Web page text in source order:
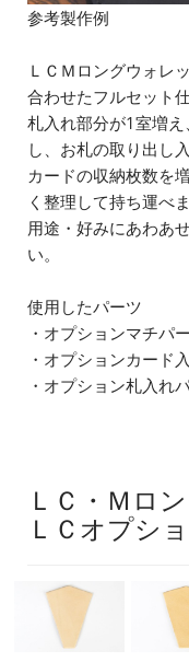
参考製作例
ＬＣＭロングウォレ
合わせたフルセット
札入れ部分が1室増
し、お札の取り出し
カードの収納枚数を
く整理して持ち運べま
用途・好みにあわあ
い。
使用したパーツ
・オプションマチパ
・オプションカード
・オプション札入れ
ＬＣ・Ｍロ
ＬＣオプシ